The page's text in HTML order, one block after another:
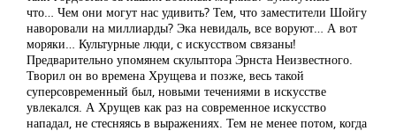
что… Чем они могут нас удивить? Тем, что заместители Шойгу
наворовали на миллиарды? Эка невидаль, все воруют… А вот
моряки… Культурные люди, с искусством связаны!
Предварительно упомянем скульптора Эрнста Неизвестного.
Творил он во времена Хрущева и позже, весь такой
суперсовременный был, новыми течениями в искусстве
увлекался. А Хрущев как раз на современное искусство
нападал, не стесняясь в выражениях. Тем не менее потом, когда